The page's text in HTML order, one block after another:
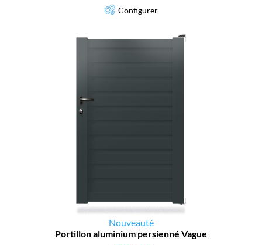
Configurer
Nouveauté
Portillon aluminium persienné Vague